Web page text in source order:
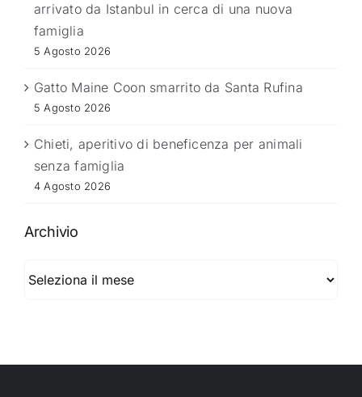
arrivato da Istanbul in cerca di una nuova
famiglia
5 Agosto 2026
Gatto Maine Coon smarrito da Santa Rufina
5 Agosto 2026
Chieti, aperitivo di beneficenza per animali
senza famiglia
4 Agosto 2026
Archivio